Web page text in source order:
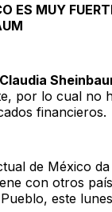
ES MUY
Claudia
por lo cual no
financieros.
de México
con otros
este